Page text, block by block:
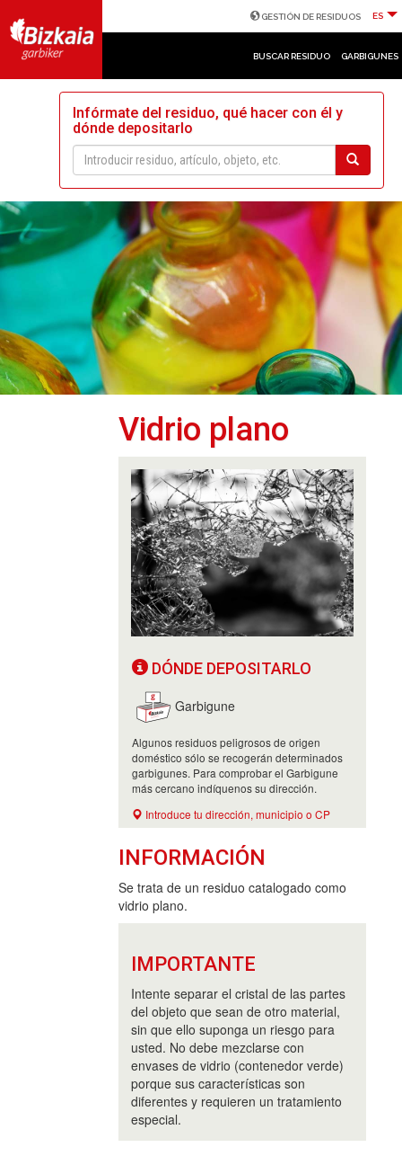
GESTIÓN DE RESIDUOS ES
BUSCAR RESIDUO GARBIGUNES
Infórmate del residuo, qué hacer con él y
dónde depositarlo
Vidrio plano
DÓNDE DEPOSITARLO
Garbigune
Algunos residuos peligrosos de origen
doméstico sólo se recogerán determinados
garbigunes. Para comprobar el Garbigune
más cercano indíquenos su dirección.
Introduce tu dirección, municipio o CP
INFORMACIÓN
Se trata de un residuo catalogado como
vidrio plano.
IMPORTANTE
Intente separar el cristal de las partes
del objeto que sean de otro material,
sin que ello suponga un riesgo para
usted. No debe mezclarse con
envases de vidrio (contenedor verde)
porque sus características son
diferentes y requieren un tratamiento
especial.